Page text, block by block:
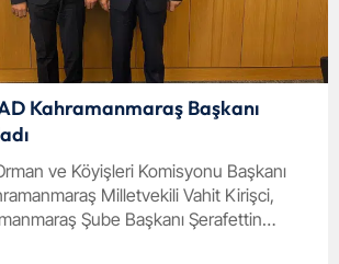
Kahramanmaraş Başkanı
ve Köyişleri Komisyonu Başkanı
Milletvekili Vahit Kirişci,
Şube Başkanı Şerafettin
misafir etti.